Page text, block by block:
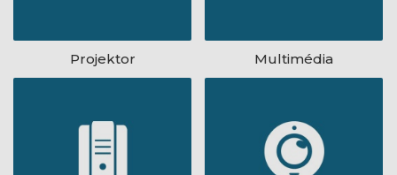
Projektor Multimédia